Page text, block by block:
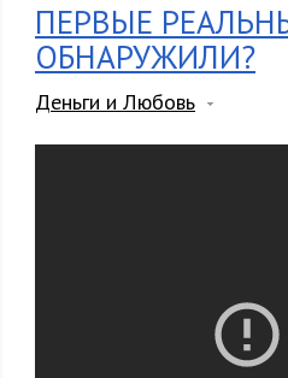
ПЕРВЫЕ
ОБНАРУЖИЛИ?
Деньги и Любовь